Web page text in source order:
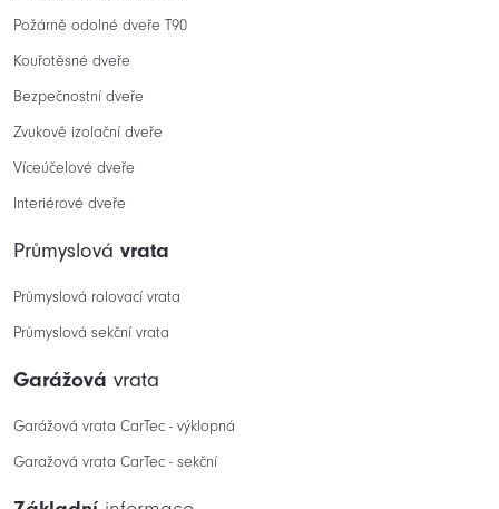
Požárně odolné dveře T90
Kouřotěsné dveře
Bezpečnostní dveře
Zvukově izolační dveře
Víceúčelové dveře
Interiérové dveře
Průmyslová vrata
Průmyslová rolovací vrata
Průmyslová sekční vrata
Garážová vrata
Garážová vrata CarTec - výklopná
Garažová vrata CarTec - sekční